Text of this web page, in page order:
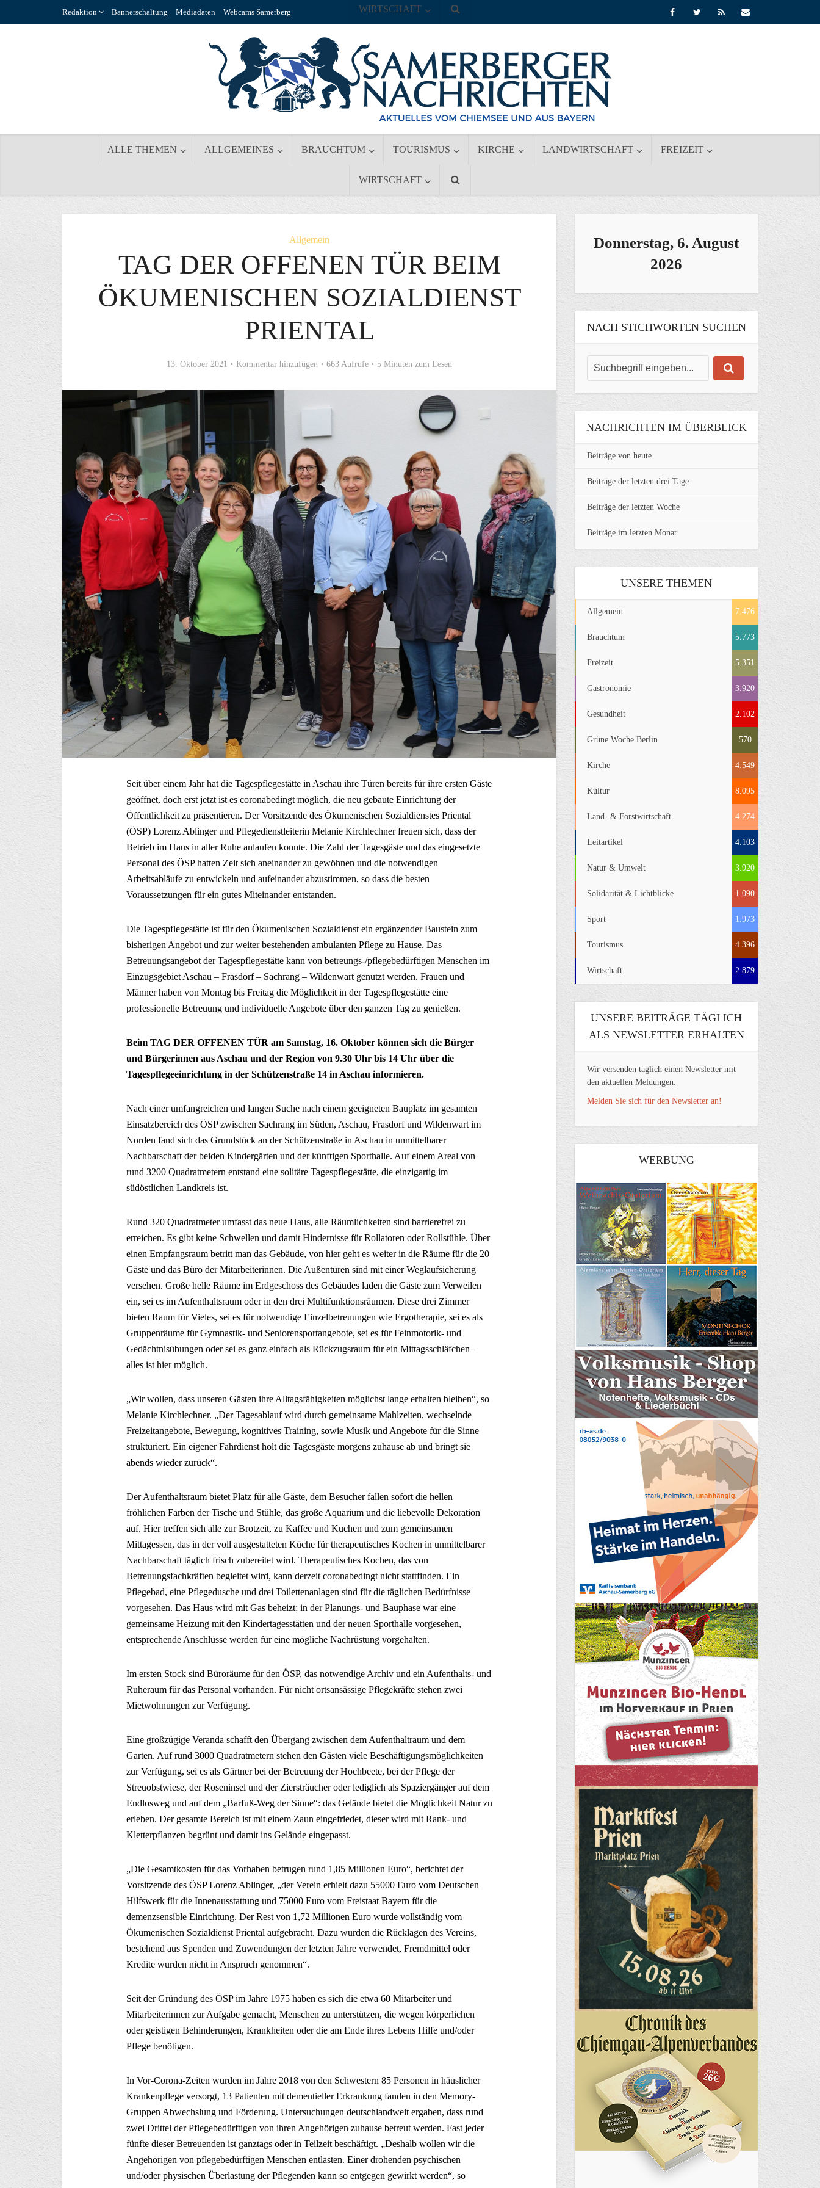
Redaktion Bannerschaltung Mediadaten Webcams Samerberg
ALLE THEMEN ALLGEMEINES BRAUCHTUM TOURISMUS KIRCHE LANDWIRTSCHAFT FREIZEIT
WIRTSCHAFT
WIRTSCHAFT
Allgemein
TAG DER OFFENEN TÜR BEIM
ÖKUMENISCHEN SOZIALDIENST
PRIENTAL
13. Oktober 2021 Kommentar hinzufügen 663 Aufrufe 5 Minuten zum Lesen
Seit über einem Jahr hat die Tagespflegestätte in Aschau ihre Türen bereits für ihre ersten Gäste
geöffnet, doch erst jetzt ist es coronabedingt möglich, die neu gebaute Einrichtung der
Öffentlichkeit zu präsentieren. Der Vorsitzende des Ökumenischen Sozialdienstes Priental
(ÖSP) Lorenz Ablinger und Pflegedienstleiterin Melanie Kirchlechner freuen sich, dass der
Betrieb im Haus in aller Ruhe anlaufen konnte. Die Zahl der Tagesgäste und das eingesetzte
Personal des ÖSP hatten Zeit sich aneinander zu gewöhnen und die notwendigen
Arbeitsabläufe zu entwickeln und aufeinander abzustimmen, so dass die besten
Voraussetzungen für ein gutes Miteinander entstanden.
Die Tagespflegestätte ist für den Ökumenischen Sozialdienst ein ergänzender Baustein zum
bisherigen Angebot und zur weiter bestehenden ambulanten Pflege zu Hause. Das
Betreuungsangebot der Tagespflegestätte kann von betreungs-/pflegebedürftigen Menschen im
Einzugsgebiet Aschau – Frasdorf – Sachrang – Wildenwart genutzt werden. Frauen und
Männer haben von Montag bis Freitag die Möglichkeit in der Tagespflegestätte eine
professionelle Betreuung und individuelle Angebote über den ganzen Tag zu genießen.
Beim TAG DER OFFENEN TÜR am Samstag, 16. Oktober können sich die Bürger
und Bürgerinnen aus Aschau und der Region von 9.30 Uhr bis 14 Uhr über die
Tagespflegeeinrichtung in der Schützenstraße 14 in Aschau informieren.
Nach einer umfangreichen und langen Suche nach einem geeigneten Bauplatz im gesamten
Einsatzbereich des ÖSP zwischen Sachrang im Süden, Aschau, Frasdorf und Wildenwart im
Norden fand sich das Grundstück an der Schützenstraße in Aschau in unmittelbarer
Nachbarschaft der beiden Kindergärten und der künftigen Sporthalle. Auf einem Areal von
rund 3200 Quadratmetern entstand eine solitäre Tagespflegestätte, die einzigartig im
südöstlichen Landkreis ist.
Rund 320 Quadratmeter umfasst das neue Haus, alle Räumlichkeiten sind barrierefrei zu
erreichen. Es gibt keine Schwellen und damit Hindernisse für Rollatoren oder Rollstühle. Über
einen Empfangsraum betritt man das Gebäude, von hier geht es weiter in die Räume für die 20
Gäste und das Büro der Mitarbeiterinnen. Die Außentüren sind mit einer Weglaufsicherung
versehen. Große helle Räume im Erdgeschoss des Gebäudes laden die Gäste zum Verweilen
ein, sei es im Aufenthaltsraum oder in den drei Multifunktionsräumen. Diese drei Zimmer
bieten Raum für Vieles, sei es für notwendige Einzelbetreuungen wie Ergotherapie, sei es als
Gruppenräume für Gymnastik- und Seniorensportangebote, sei es für Feinmotorik- und
Gedächtnisübungen oder sei es ganz einfach als Rückzugsraum für ein Mittagsschläfchen –
alles ist hier möglich.
„Wir wollen, dass unseren Gästen ihre Alltagsfähigkeiten möglichst lange erhalten bleiben“, so
Melanie Kirchlechner. „Der Tagesablauf wird durch gemeinsame Mahlzeiten, wechselnde
Freizeitangebote, Bewegung, kognitives Training, sowie Musik und Angebote für die Sinne
strukturiert. Ein eigener Fahrdienst holt die Tagesgäste morgens zuhause ab und bringt sie
abends wieder zurück“.
Der Aufenthaltsraum bietet Platz für alle Gäste, dem Besucher fallen sofort die hellen
fröhlichen Farben der Tische und Stühle, das große Aquarium und die liebevolle Dekoration
auf. Hier treffen sich alle zur Brotzeit, zu Kaffee und Kuchen und zum gemeinsamen
Mittagessen, das in der voll ausgestatteten Küche für therapeutisches Kochen in unmittelbarer
Nachbarschaft täglich frisch zubereitet wird. Therapeutisches Kochen, das von
Betreuungsfachkräften begleitet wird, kann derzeit coronabedingt nicht stattfinden. Ein
Pflegebad, eine Pflegedusche und drei Toilettenanlagen sind für die täglichen Bedürfnisse
vorgesehen. Das Haus wird mit Gas beheizt; in der Planungs- und Bauphase war eine
gemeinsame Heizung mit den Kindertagesstätten und der neuen Sporthalle vorgesehen,
entsprechende Anschlüsse werden für eine mögliche Nachrüstung vorgehalten.
Im ersten Stock sind Büroräume für den ÖSP, das notwendige Archiv und ein Aufenthalts- und
Ruheraum für das Personal vorhanden. Für nicht ortsansässige Pflegekräfte stehen zwei
Mietwohnungen zur Verfügung.
Eine großzügige Veranda schafft den Übergang zwischen dem Aufenthaltraum und dem
Garten. Auf rund 3000 Quadratmetern stehen den Gästen viele Beschäftigungsmöglichkeiten
zur Verfügung, sei es als Gärtner bei der Betreuung der Hochbeete, bei der Pflege der
Streuobstwiese, der Roseninsel und der Ziersträucher oder lediglich als Spaziergänger auf dem
Endlosweg und auf dem „Barfuß-Weg der Sinne“: das Gelände bietet die Möglichkeit Natur zu
erleben. Der gesamte Bereich ist mit einem Zaun eingefriedet, dieser wird mit Rank- und
Kletterpflanzen begrünt und damit ins Gelände eingepasst.
„Die Gesamtkosten für das Vorhaben betrugen rund 1,85 Millionen Euro“, berichtet der
Vorsitzende des ÖSP Lorenz Ablinger, „der Verein erhielt dazu 55000 Euro vom Deutschen
Hilfswerk für die Innenausstattung und 75000 Euro vom Freistaat Bayern für die
demenzsensible Einrichtung. Der Rest von 1,72 Millionen Euro wurde vollständig vom
Ökumenischen Sozialdienst Priental aufgebracht. Dazu wurden die Rücklagen des Vereins,
bestehend aus Spenden und Zuwendungen der letzten Jahre verwendet, Fremdmittel oder
Kredite wurden nicht in Anspruch genommen“.
Seit der Gründung des ÖSP im Jahre 1975 haben es sich die etwa 60 Mitarbeiter und
Mitarbeiterinnen zur Aufgabe gemacht, Menschen zu unterstützen, die wegen körperlichen
oder geistigen Behinderungen, Krankheiten oder die am Ende ihres Lebens Hilfe und/oder
Pflege benötigen.
In Vor-Corona-Zeiten wurden im Jahre 2018 von den Schwestern 85 Personen in häuslicher
Krankenpflege versorgt, 13 Patienten mit dementieller Erkrankung fanden in den Memory-
Gruppen Abwechslung und Förderung. Untersuchungen deutschlandweit ergaben, dass rund
zwei Drittel der Pflegebedürftigen von ihren Angehörigen zuhause betreut werden. Fast jeder
fünfte dieser Betreuenden ist ganztags oder in Teilzeit beschäftigt. „Deshalb wollen wir die
Angehörigen von pflegebedürftigen Menschen entlasten. Einer drohenden psychischen
und/oder physischen Überlastung der Pflegenden kann so entgegen gewirkt werden“, so
Donnerstag, 6. August
2026
NACH STICHWORTEN SUCHEN
NACHRICHTEN IM ÜBERBLICK
Beiträge von heute
Beiträge der letzten drei Tage
Beiträge der letzten Woche
Beiträge im letzten Monat
UNSERE THEMEN
Allgemein 7.476
Brauchtum 5.773
Freizeit 5.351
Gastronomie 3.920
Gesundheit 2.102
Grüne Woche Berlin 570
Kirche 4.549
Kultur 8.095
Land- & Forstwirtschaft 4.274
Leitartikel 4.103
Natur & Umwelt 3.920
Solidarität & Lichtblicke 1.090
Sport 1.973
Tourismus 4.396
Wirtschaft 2.879
UNSERE BEITRÄGE TÄGLICH
ALS NEWSLETTER ERHALTEN
Wir versenden täglich einen Newsletter mit
den aktuellen Meldungen.
Melden Sie sich für den Newsletter an!
WERBUNG